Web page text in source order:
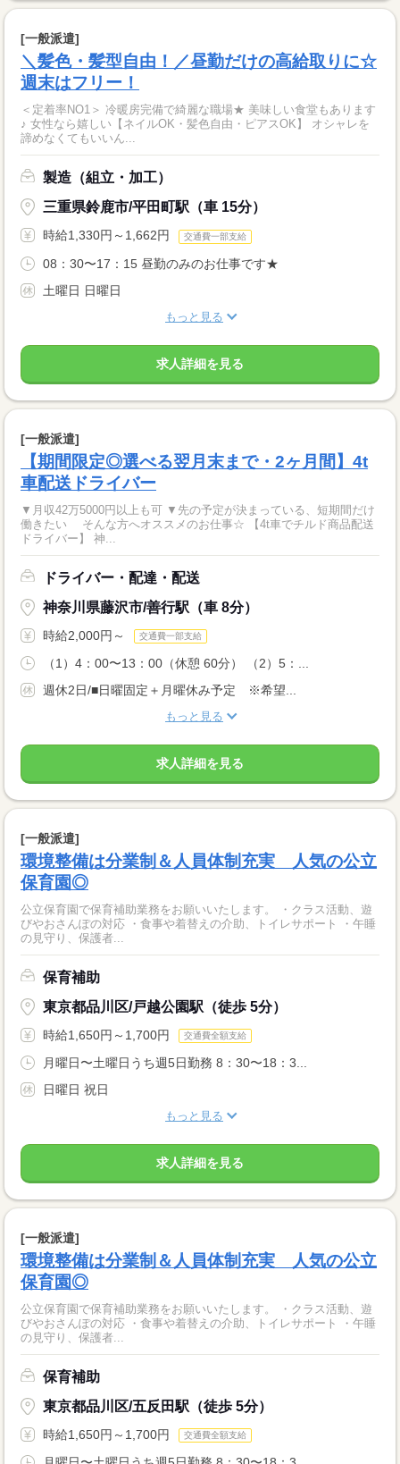
[一般派遣]
＼髪色・髪型自由！／昼勤だけの高給取りに☆
週末はフリー！
＜定着率NO1＞ 冷暖房完備で綺麗な職場★ 美味しい食堂もあります
♪ 女性なら嬉しい【ネイルOK・髪色自由・ピアスOK】 オシャレを
諦めなくてもいいん...
製造（組立・加工）
三重県鈴鹿市/平田町駅（車 15分）
時給1,330円～1,662円 交通費一部支給
08：30〜17：15 昼勤のみのお仕事です★
土曜日 日曜日
もっと見る
求人詳細を見る
[一般派遣]
【期間限定◎選べる翌月末まで・2ヶ月間】4t
車配送ドライバー
▼月収42万5000円以上も可 ▼先の予定が決まっている、短期間だけ
働きたい そんな方へオススメのお仕事☆ 【4t車でチルド商品配送
ドライバー】 神...
ドライバー・配達・配送
神奈川県藤沢市/善行駅（車 8分）
時給2,000円～ 交通費一部支給
（1）4：00〜13：00（休憩 60分） （2）5：...
週休2日/■日曜固定＋月曜休み予定 ※希望...
もっと見る
求人詳細を見る
[一般派遣]
環境整備は分業制＆人員体制充実 人気の公立
保育園◎
公立保育園で保育補助業務をお願いいたします。 ・クラス活動、遊
びやおさんぽの対応 ・食事や着替えの介助、トイレサポート ・午睡
の見守り、保護者...
保育補助
東京都品川区/戸越公園駅（徒歩 5分）
時給1,650円～1,700円 交通費全額支給
月曜日〜土曜日うち週5日勤務 8：30〜18：3...
日曜日 祝日
もっと見る
求人詳細を見る
[一般派遣]
環境整備は分業制＆人員体制充実 人気の公立
保育園◎
公立保育園で保育補助業務をお願いいたします。 ・クラス活動、遊
びやおさんぽの対応 ・食事や着替えの介助、トイレサポート ・午睡
の見守り、保護者...
保育補助
東京都品川区/五反田駅（徒歩 5分）
時給1,650円～1,700円 交通費全額支給